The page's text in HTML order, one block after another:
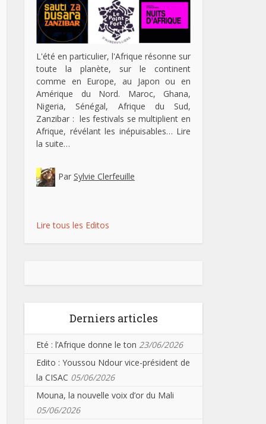
L'été en particulier, l'Afrique résonne sur
toute la planète, sur le continent
comme en Europe, au Japon ou en
Amérique du Nord. Maroc, Ghana,
Nigeria, Sénégal, Afrique du Sud,
Zanzibar : les festivals se multiplient en
Afrique, révélant les inépuisables… Lire
la suite…
Par Sylvie Clerfeuille
Lire tous les Editos
Derniers articles
Eté : l’Afrique donne le ton 23/06/2026
Edito : Youssou Ndour vice-président de
la CISAC 05/06/2026
Mouna, la nouvelle voix d’or du Mali
05/06/2026